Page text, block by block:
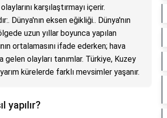
karşılaştırmayı içerir.
Dünya'nın eksen eğikliği.. Dünya'nın
uzun yıllar boyunca yapılan
ortalamasını ifade ederken; hava
olayları tanımlar. Türkiye, Kuzey
kürelerde farklı mevsimler yaşanır.
yapılır?